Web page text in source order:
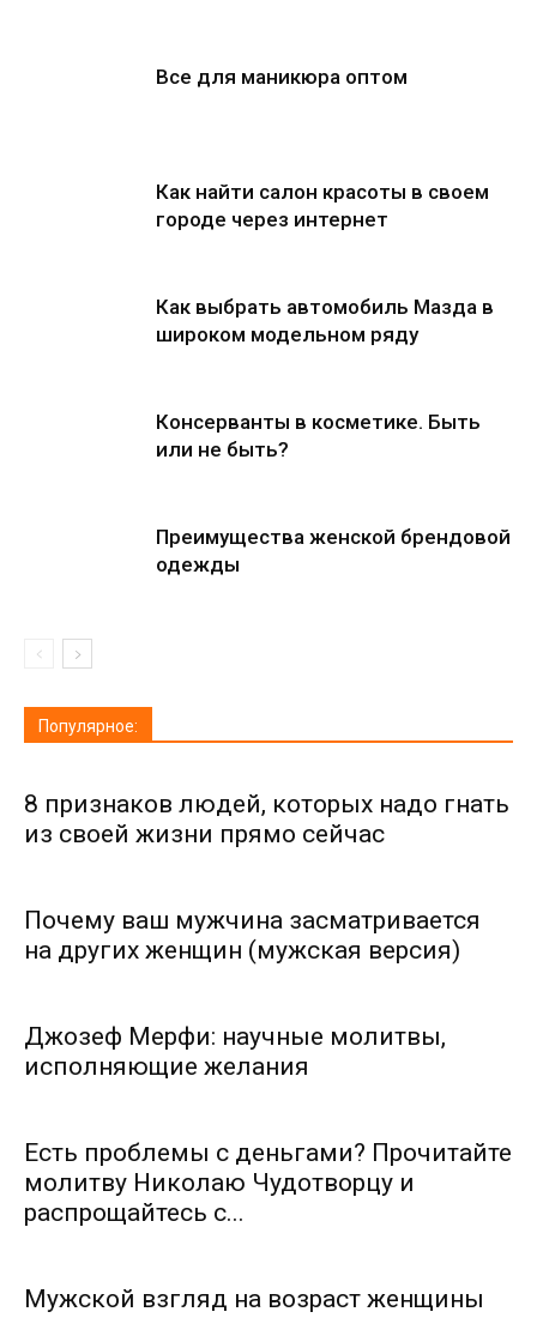
Все для маникюра оптом
Как найти салон красоты в своем
городе через интернет
Как выбрать автомобиль Мазда в
широком модельном ряду
Консерванты в косметике. Быть
или не быть?
Преимущества женской брендовой
одежды
Популярное:
8 признаков людей, которых надо гнать
из своей жизни прямо сейчас
Почему ваш мужчина засматривается
на других женщин (мужская версия)
Джозеф Мерфи: научные молитвы,
исполняющие желания
Есть проблемы с деньгами? Прочитайте
молитву Николаю Чудотворцу и
распрощайтесь с...
Мужской взгляд на возраст женщины